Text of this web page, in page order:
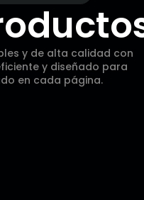
y de alta calidad con
y diseñado para
en cada página.